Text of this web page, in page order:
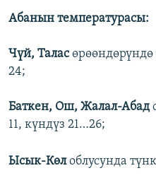
Абанын температурасы:
Чүй, Талас
24;
Баткен, Ош, Жалал-Абад
11, күндүз 21…26;
Ысык-Көлоблусунда